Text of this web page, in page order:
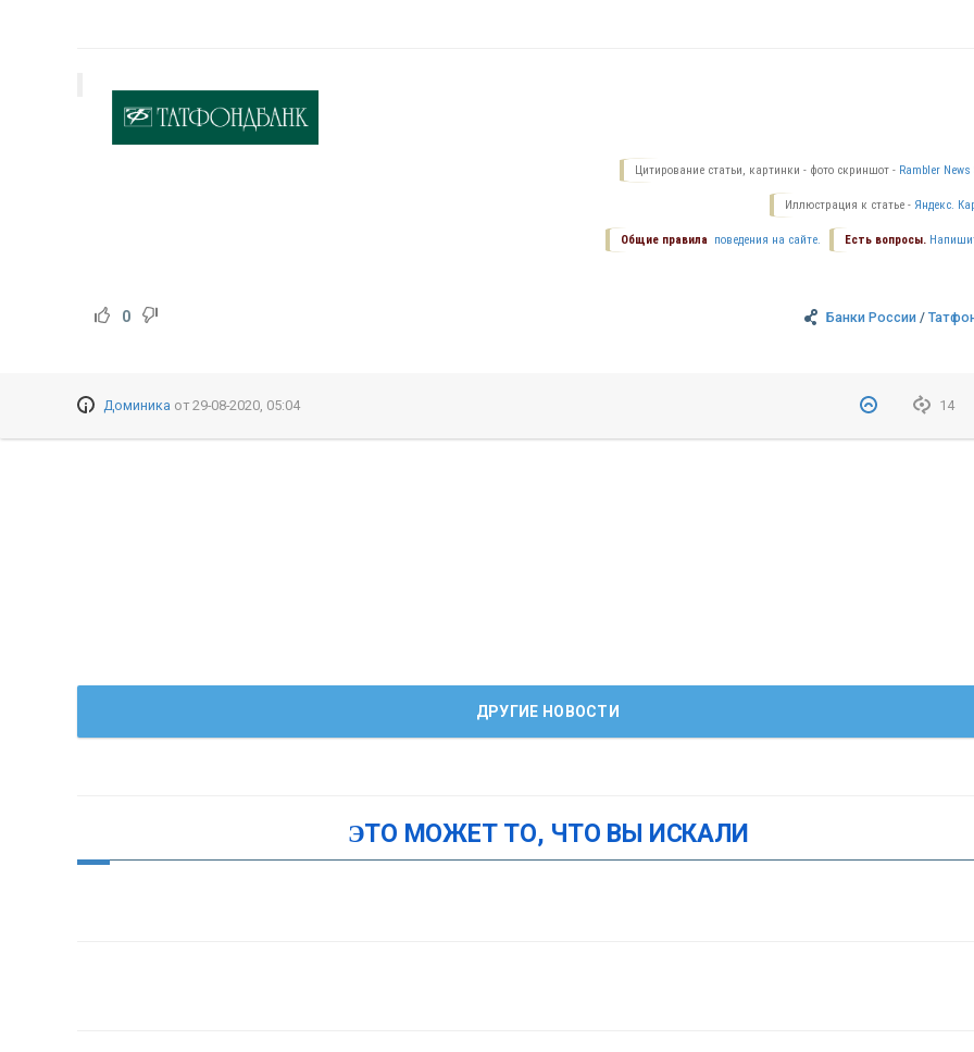
Цитирование статьи, картинки - фото скриншот - Rambler News
Иллюстрация к статье - Яндекс.
Есть вопросы.
Общие правила поведения на сайте.
Банки России /
0
14
Доминика от 29-08-2020, 05:04
ДРУГИЕ НОВОСТИ
ЭТО МОЖЕТ ТО, ЧТО ВЫ ИСКАЛИ